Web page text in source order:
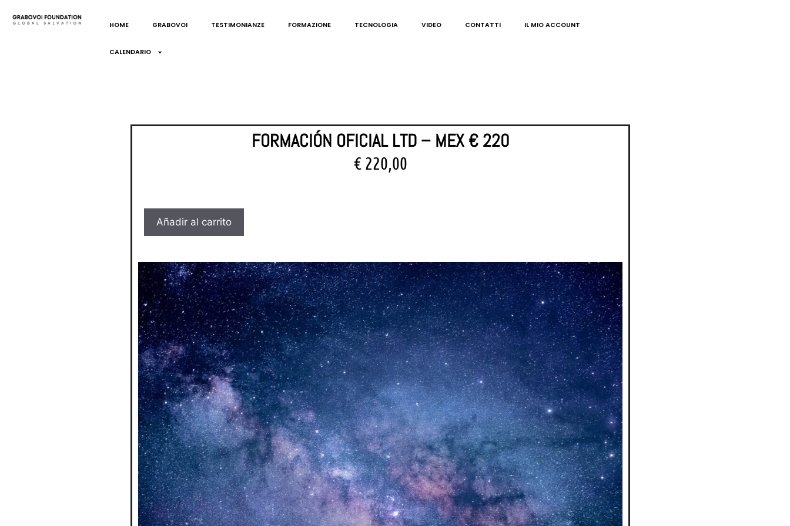
HOME GRABOVOI TESTIMONIANZE FORMAZIONE TECNOLOGIA VIDEO CONTATTI IL MIO ACCOUNT
CALENDARIO
FORMACIÓN OFICIAL LTD – MEX € 220
€ 220,00
Añadir al carrito